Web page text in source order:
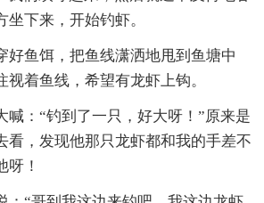
下来，开始钓虾。
好鱼饵，把鱼线潇洒地甩到鱼塘中
视着鱼线，希望有龙虾上钩。
喊：“钓到了一只，好大呀！”原来是
看，发现他那只龙虾都和我的手差不
呀！